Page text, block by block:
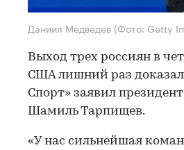
Даниил Медведев (Фото: Getty
Выход трех россиян в
США лишний раз
Спорт» заявил
Шамиль Тарпищев.
«У нас сильнейшая